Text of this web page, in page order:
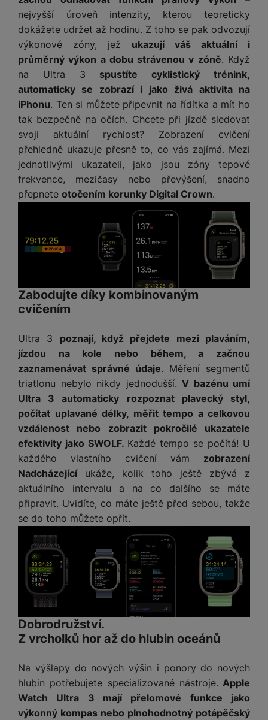
Tyto cookies nám umožňují měření výkonu našeho webu i
našich reklamních kampaní. Jejich pomocí určujeme počet
návštěv a zdroje návštěv našich internetových stránek. Data
získaná pomocí těchto cookies zpracováváme souhrnně a
anonymně, takže nejsme schopni identifikovat konkrétní
uživatele našeho webu.
Marketingové
Marketingové
abychom vás neobtěžovali nevhodnou
reklamou.
Povoleno
Marketingové cookies používáme my nebo naši partneři,
abychom vám mohli zobrazit vhodné obsahy nebo reklamy jak
na našich stránkách, tak na stránkách třetích stran.
n
st
v
s
a
v
a
č
ů
v
a
d
a
e
e
r
n
í
u
c
t
H
e
í
a
p
o
č
ít
a
v
é
ž
i
d
m
y
ši
H
e
r
v
i
z
e
D
á
o
v
o
d
e
D
ž
k
y
p
r
o
t
e
e
z
e
y
p
r
a
m
P
o
w
e
r
b
a
k
B
r
á
o
é
p
o
w
e
r
b
a
n
y
P
k
y
d
v
ě
a
ť
o
v
k
a
r
t
y
M
ic
o
S
D
H
C
X
C
S
t
y
u
s
y
M
ti
m
di
J
e
o
r
á
z
nejvyšší úroveň intenzity, kterou teoreticky
dokážete udržet až hodinu. Z toho se pak odvozují
výkonové zóny, jež ukazují váš aktuální i
průměrný výkon a dobu strávenou v zóně. Když
na Ultra 3 spustíte cyklistický trénink,
automaticky se zobrazí i jako živá aktivita na
iPhonu. Ten si můžete připevnit na řídítka a mít ho
tak bezpečně na očích. Chcete při jízdě sledovat
svoji aktuální rychlost? Zobrazení cvičení
přehledně ukazuje přesně to, co vás zajímá. Mezi
jednotlivými ukazateli, jako jsou zóny tepové
frekvence, mezičasy nebo převýšení, snadno
přepnete otočením korunky Digital Crown.
Zabodujte díky kombinovaným
cvičením
Ultra 3 poznají, když přejdete mezi plaváním,
jízdou na kole nebo během, a začnou
zaznamenávat správné údaje. Měření segmentů
triatlonu nebylo nikdy jednodušší. V bazénu umí
Ultra 3 automaticky rozpoznat plavecký styl,
počítat uplavané délky, měřit tempo a celkovou
vzdálenost nebo zobrazit pokročilé ukazatele
efektivity jako SWOLF. Každé tempo se počítá! U
každého vlastního cvičení vám zobrazení
Nadcházejícíukáže, kolik toho ještě zbývá z
aktuálního intervalu a na co dalšího se máte
připravit. Uvidíte, co máte ještě před sebou, takže
se do toho můžete opřít.
Dobrodružství.
Z vrcholků hor až do hlubin oceánů
Na výšlapy do nových výšin i ponory do nových
hlubin potřebujete specializované nástroje. Apple
Watch Ultra 3 mají přelomové funkce jako
výkonný kompas nebo plnohodnotný potápěčský